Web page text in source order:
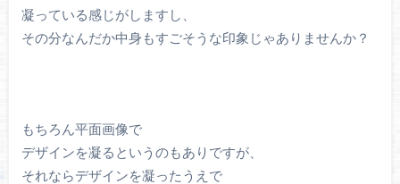
凝っている感じがしますし、
その分なんだか中身もすごそうな印象じゃありませんか？
もちろん平面画像で
デザインを凝るというのもありですが、
それならデザインを凝ったうえで